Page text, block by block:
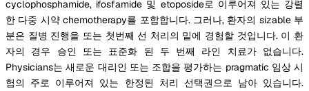
cyclophosphamide, ifosfamide 및 etoposide로 이루어져 있는 강렬
한 다중 시약 chemotherapy를 포함합니다. 그러나, 환자의 sizable 부
분은 질병 진행을 또는 첫번째 선 처리의 밑에 경험할 것입니다. 이 환
자의 경우 승인 또는 표준화 된 두 번째 라인 치료가 없습니다.
Physicians는 새로운 대리인 또는 조합을 평가하는 pragmatic 임상 시
험의 주로 이루어져 있는 한정된 처리 선택권으로 남아 있습니다.